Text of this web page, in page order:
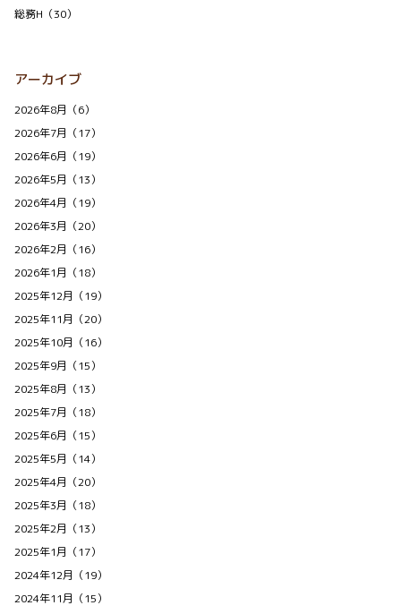
総務H（30）
アーカイブ
2026年8月（6）
2026年7月（17）
2026年6月（19）
2026年5月（13）
2026年4月（19）
2026年3月（20）
2026年2月（16）
2026年1月（18）
2025年12月（19）
2025年11月（20）
2025年10月（16）
2025年9月（15）
2025年8月（13）
2025年7月（18）
2025年6月（15）
2025年5月（14）
2025年4月（20）
2025年3月（18）
2025年2月（13）
2025年1月（17）
2024年12月（19）
2024年11月（15）